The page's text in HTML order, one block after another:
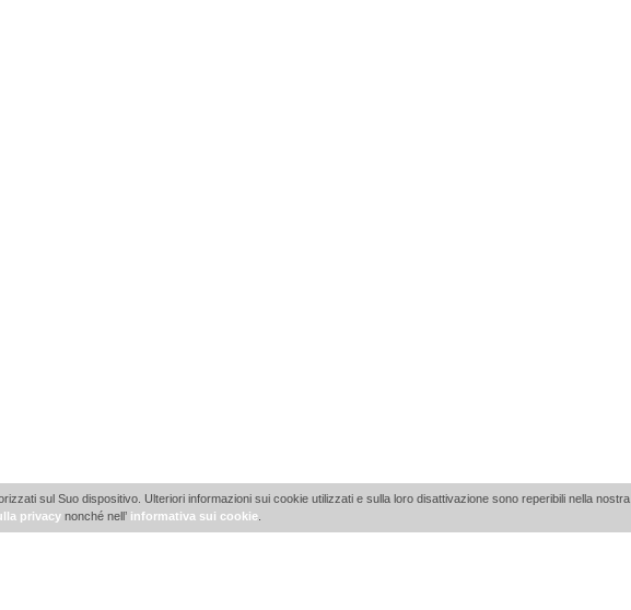
sul Suo dispositivo. Ulteriori informazioni sui cookie utilizzati e sulla loro disattivazione sono reperibili nella nostra
privacynonché nell’ informativa sui cookie.